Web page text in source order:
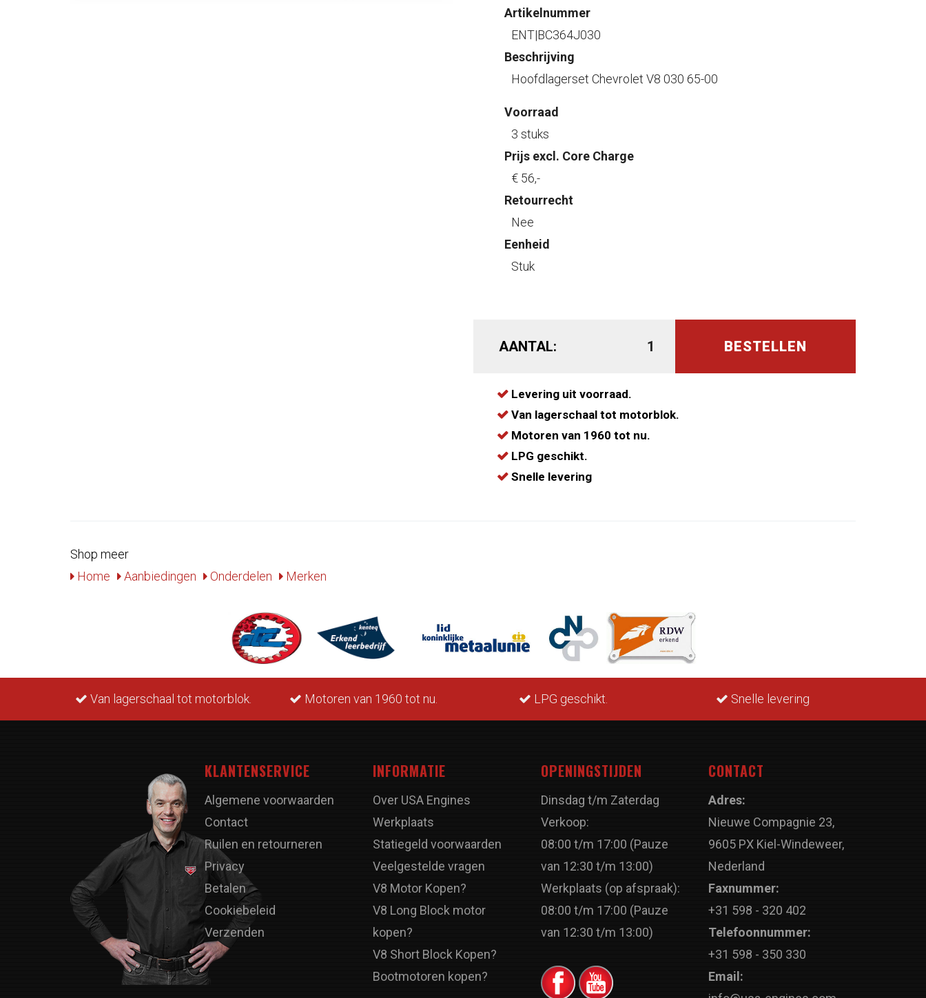
Artikelnummer
ENT|BC364J030
Beschrijving
Hoofdlagerset Chevrolet V8 030 65-00
Voorraad
3 stuks
Prijs excl. Core Charge
€ 56,-
Retourrecht
Nee
Eenheid
Stuk
AANTAL: BESTELLEN
Levering uit voorraad.
Van lagerschaal tot motorblok.
Motoren van 1960 tot nu.
LPG geschikt.
Snelle levering
Shop meer
Home
Aanbiedingen Onderdelen Merken
Van lagerschaal tot motorblok. Motoren van 1960 tot nu. LPG geschikt. Snelle levering
KLANTENSERVICE
Algemene voorwaarden
Contact
Ruilen en retourneren
Privacy
Betalen
Cookiebeleid
Verzenden
INFORMATIE
Over USA Engines
Werkplaats
Statiegeld voorwaarden
Veelgestelde vragen
V8 Motor Kopen?
V8 Long Block motor
kopen?
V8 Short Block Kopen?
Bootmotoren kopen?
OPENINGSTIJDEN
Dinsdag t/m Zaterdag
Verkoop:
08:00 t/m 17:00 (Pauze
van 12:30 t/m 13:00)
Werkplaats (op afspraak):
08:00 t/m 17:00 (Pauze
van 12:30 t/m 13:00)
CONTACT
Adres:
Nieuwe Compagnie 23,
9605 PX Kiel-Windeweer,
Nederland
Faxnummer:
+31 598 - 320 402
Telefoonnummer:
+31 598 - 350 330
Email: